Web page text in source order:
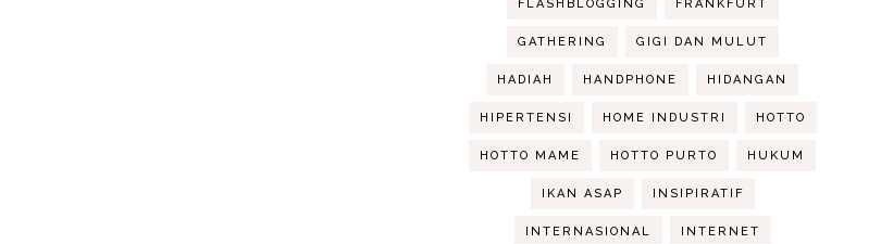
FLASHBLOGGING FRANKFURT
GATHERING GIGI DAN MULUT
HADIAH HANDPHONE HIDANGAN
HIPERTENSI HOME INDUSTRI HOTTO
HOTTO MAME HOTTO PURTO HUKUM
IKAN ASAP INSIPIRATIF
INTERNASIONAL INTERNET